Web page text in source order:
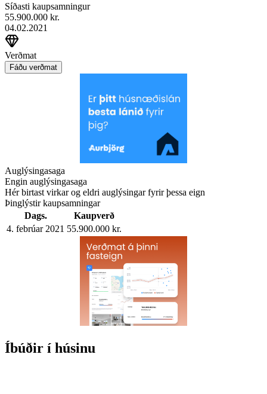
Síðasti kaupsamningur
55.900.000 kr.
04.02.2021
Verðmat
Fáðu verðmat
Auglýsingasaga
Engin auglýsingasaga
Hér birtast virkar og eldri auglýsingar fyrir þessa eign
Þinglýstir kaupsamningar
Dags.
Kaupverð
4. febrúar 2021 55.900.000 kr.
Íbúðir í húsinu